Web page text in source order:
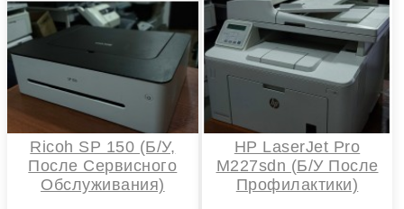
Ricoh SP 150 (Б/У,
После Сервисного
Обслуживания)
HP LaserJet Pro
M227sdn (б/у После
Профилактики)